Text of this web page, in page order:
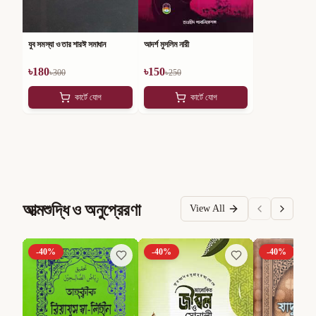
যুব সমস্যা ও তার শারঈ সমাধান
৳180৳300
কার্টে যোগ
আদর্শ মুসলিম নারী
৳150৳250
কার্টে যোগ
আত্মশুদ্ধি ও অনুপ্রেরণা View All
-40% -40% -40%